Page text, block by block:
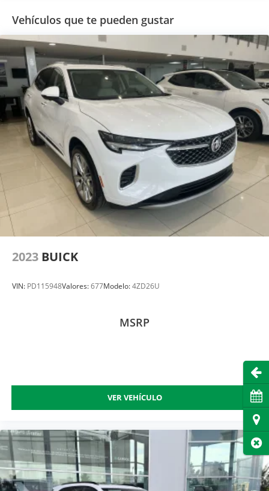
Vehículos que te pueden gustar
2023 BUICK
VIN: PD115948Valores:677Modelo:4ZD26U
MSRP
VER VEHÍCULO